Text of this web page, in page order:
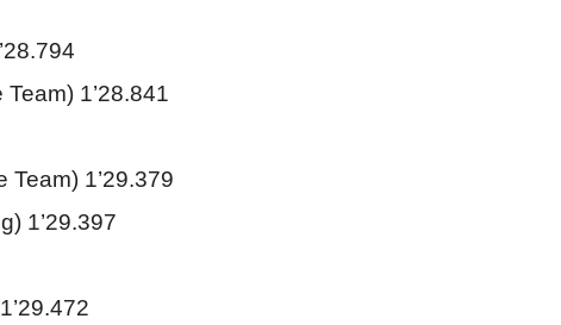
1’28.841
Team) 1’29.379
1’29.397